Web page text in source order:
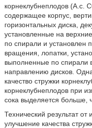
корнеклубнеплодов (А.с.
содержащее корпус,
горизонтальных диска,
установленные на
по спирали и установлен
вращения, лопатки,
выполненные по спирали
направлению дисков.
качество стружки
корнеклубнеплодов при
сока выделяется больше,
Технический результат
улучшение качества